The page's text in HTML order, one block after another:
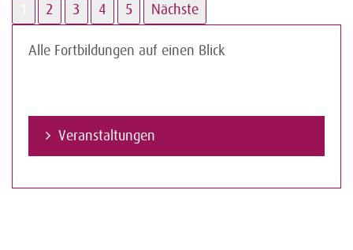
2 3 4 5 Nächste
Alle Fortbildungen auf einen Blick
Veranstaltungen